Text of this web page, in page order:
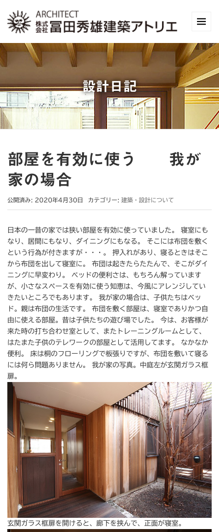
設計日記
部屋を有効に使う 我が
家の場合
公開済み: 2020年4月30日 カテゴリー: 建築・設計について
日本の一昔の家では狭い部屋を有効に使っていました。 寝室にも
なり、居間にもなり、ダイニングにもなる。 そこには布団を敷く
という行為が付きますが・・・。 押入れがあり、寝るときはそこ
から布団を出して寝室に。 布団は起きたらたたんで、そこがダイ
ニングに早変わり。 ベッドの便利さは、もちろん解っています
が、小さなスペースを有効に使う知恵は、今風にアレンジしてい
きたいところでもあります。 我が家の場合は、子供たちはベッ
ド。親は布団の生活です。 布団を敷く部屋は、寝室でありかつ自
由に使える部屋。昔は子供たちの遊び場でした。 今は、お客様が
来た時の打ち合わせ室として、またトレーニングルームとして、
はたまた子供のテレワークの部屋として活用してます。 なかなか
便利。 床は桐のフローリングで板張りですが、布団を敷いて寝る
には何ら問題ありません。 我が家の写真。中庭左が玄関ガラス框
扉。
玄関ガラス框扉を開けると、廊下を挟んで、正面が寝室。